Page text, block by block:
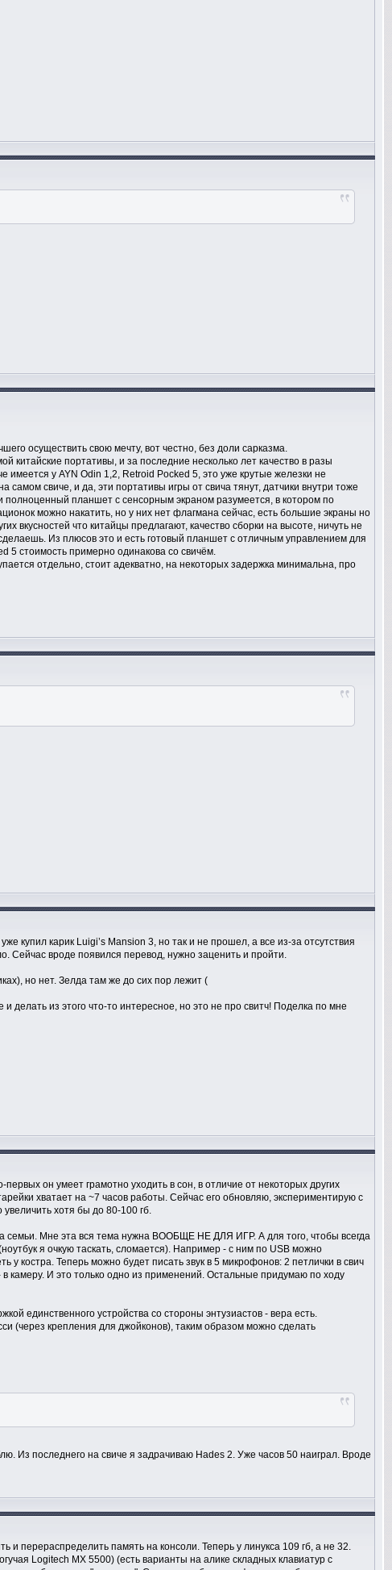
осуществить свою мечту, вот честно, без доли сарказма.
китайские портативы, и за последние несколько лет качество в разы
имеется у AYN Odin 1,2, Retroid Pocked 5, это уже крутые железки не
свиче, и да, эти портативы игры от свича тянут, датчики внутри тоже
планшет с сенсорным экраном разумеется, в котором по
можно накатить, но у них нет флагмана сейчас, есть большие экраны но
вкусностей что китайцы предлагают, качество сборки на высоте, ничуть не
Из плюсов это и есть готовый планшет с отличным управлением для
5 стоимость примерно одинакова со свичём.
отдельно, стоит адекватно, на некоторых задержка минимальна, про
купил карик Luigi’s Mansion 3, но так и не прошел, а все из-за отсутствия
Сейчас вроде появился перевод, нужно заценить и пройти.
но нет. Зелда там же до сих пор лежит (
делать из этого что-то интересное, но это не про свитч! Поделка по мне
первых он умеет грамотно уходить в сон, в отличие от некоторых других
хватает на ~7 часов работы. Сейчас его обновляю, экспериментирую с
хотя бы до 80-100 гб.
семьи. Мне эта вся тема нужна ВООБЩЕ НЕ ДЛЯ ИГР. А для того, чтобы всегда
я очкую таскать, сломается). Например - с ним по USB можно
костра. Теперь можно будет писать звук в 5 микрофонов: 2 петлички в свич
камеру. И это только одно из применений. Остальные придумаю по ходу
единственного устройства со стороны энтузиастов - вера есть.
(через крепления для джойконов), таким образом можно сделать
Из последнего на свиче я задрачиваю Hades 2. Уже часов 50 наиграл. Вроде
и перераспределить память на консоли. Теперь у линукса 109 гб, а не 32.
Logitech MX 5500) (есть варианты на алике складных клавиатур с